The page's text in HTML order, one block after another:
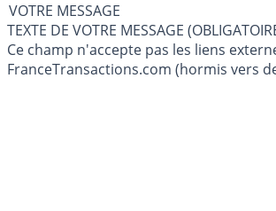
VOTRE MESSAGE
TEXTE DE VOTRE MESSAGE
Ce champ n'accepte pas les liens
FranceTransactions.com (hormis vers